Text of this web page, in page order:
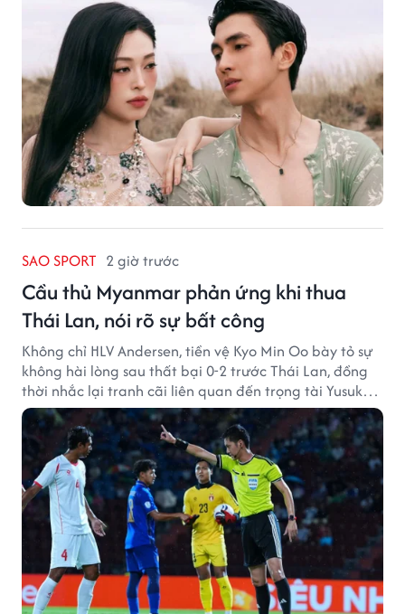
SAO SPORT 2 giờ trước
Cầu thủ Myanmar phản ứng khi thua
Thái Lan, nói rõ sự bất công
Không chỉ HLV Andersen, tiền vệ Kyo Min Oo bày tỏ sự
không hài lòng sau thất bại 0-2 trước Thái Lan, đồng
thời nhắc lại tranh cãi liên quan đến trọng tài Yusuke
Ohashi.